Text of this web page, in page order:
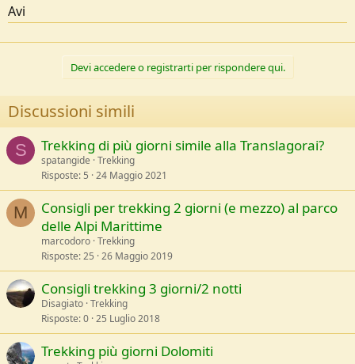
Avi
Devi accedere o registrarti per rispondere qui.
Discussioni simili
S Trekking di più giorni simile alla Translagorai?
spatangide Trekking
Risposte 5 24 Maggio 2021
M
Consigli per trekking 2 giorni (e mezzo) al parco
delle Alpi Marittime
marcodoro Trekking
Risposte 25 26 Maggio 2019
Consigli trekking 3 giorni/2 notti
Disagiato Trekking
Risposte 0 25 Luglio 2018
Trekking più giorni Dolomiti